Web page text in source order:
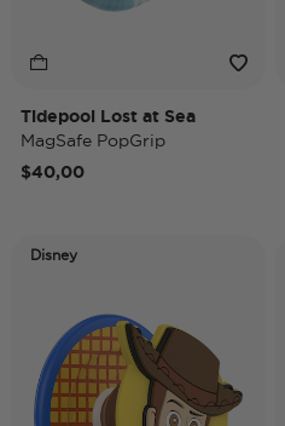
Tidepool Lost at Sea
MagSafe PopGrip
$40,00
Disney